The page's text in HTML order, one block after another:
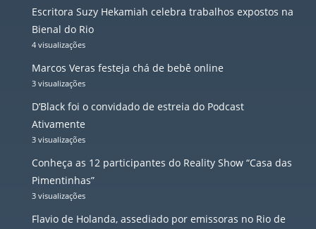
Escritora Suzy Hekamiah celebra trabalhos expostos na
Bienal do Rio
4 visualizações
Marcos Veras festeja chá de bebê online
3 visualizações
D’Black foi o convidado de estreia do Podcast
Ativamente
3 visualizações
Conheça as 12 participantes do Reality Show “Casa das
Pimentinhas”
3 visualizações
Flavio de Holanda, assediado por emissoras no Rio de